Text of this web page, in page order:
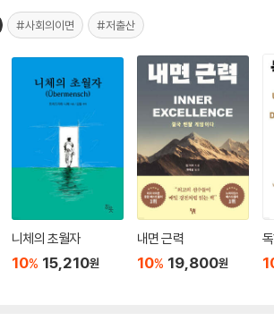
#사회의이면 #저출산
니체의 초월자
10% 15,210원
내면 근력
10% 19,800원